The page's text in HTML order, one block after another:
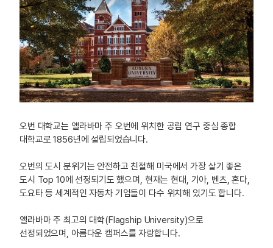
오번 대학교는 앨라바마 주 오번에 위치한 공립 연구 중심 종합
대학교로 1856년에 설립되었습니다.
오번의 도시 분위기는 안전하고 친절해 미국에서 가장 살기 좋은
도시 Top 10에 선정되기도 했으며, 현재는 현대, 기아, 벤츠, 혼다,
도요타 등 세계적인 자동차 기업들이 다수 위치해 있기도 합니다.
앨라바마 주 최고의 대학(Flagship University)으로
선정되었으며, 아름다운 캠퍼스를 자랑합니다.